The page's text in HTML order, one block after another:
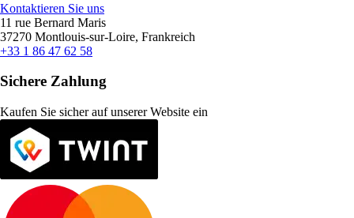
Kontaktieren Sie uns
11 rue Bernard Maris
37270 Montlouis-sur-Loire, Frankreich
+33 1 86 47 62 58
Sichere Zahlung
Kaufen Sie sicher auf unserer Website ein